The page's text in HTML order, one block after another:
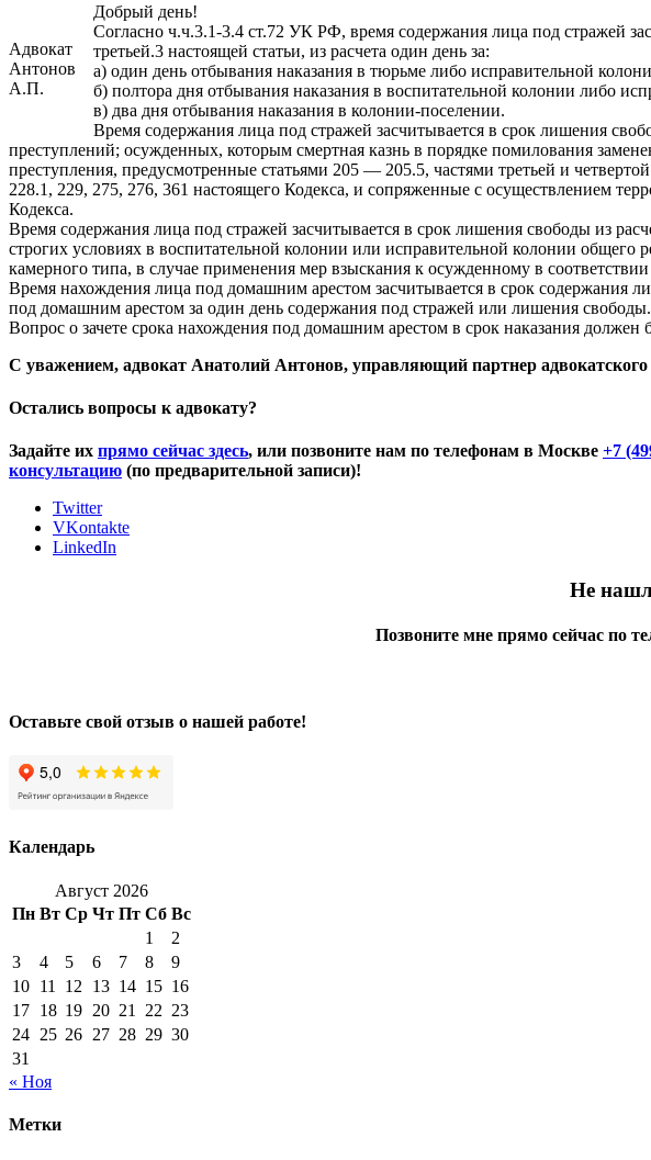
Адвокат
Антонов
А.П.
Добрый день!
Согласно ч.ч.3.1-3.4 ст.72 УК РФ, время содержания лица под стражей
третьей.3 настоящей статьи, из расчета один день за:
а) один день отбывания наказания в тюрьме либо исправительной
б) полтора дня отбывания наказания в воспитательной колонии либо
в) два дня отбывания наказания в колонии-поселении.
Время содержания лица под стражей засчитывается в срок лишения
преступлений; осужденных, которым смертная казнь в порядке помилования
преступления, предусмотренные статьями 205 — 205.5, частями третьей и
228.1, 229, 275, 276, 361 настоящего Кодекса, и сопряженные с осуществлением
Кодекса.
Время содержания лица под стражей засчитывается в срок лишения свободы из
строгих условиях в воспитательной колонии или исправительной колонии
камерного типа, в случае применения мер взыскания к осужденному в
Время нахождения лица под домашним арестом засчитывается в срок содержания
под домашним арестом за один день содержания под стражей или лишения свободы.
Вопрос о зачете срока нахождения под домашним арестом в срок наказания должен
С уважением, адвокат Анатолий Антонов, управляющий партнер
Остались вопросы к адвокату?
Задайте их прямо сейчас здесь, или позвоните нам по телефонам в Москве +7
консультацию (по предварительной записи)!
Twitter
VKontakte
LinkedIn
Не
Позвоните мне прямо сейчас по
Оставьте свой отзыв о нашей работе!
Календарь
Август 2026
Пн Вт Ср Чт Пт Сб Вс
1
2
3
4 5 6 7 8
9
10 11 12 13 14 15 16
17 18 19 20 21 22 23
24 25 26 27 28 29 30
31
« Ноя
Метки